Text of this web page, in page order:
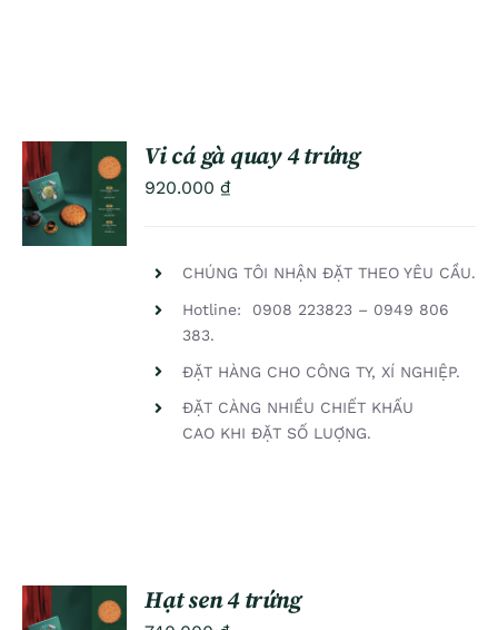
ADD TO
CART
/
DETAILS
Vi cá gà quay 4 trứng
920.000₫
CHÚNG TÔI NHẬN ĐẶT THEO YÊU CẦU.
Hotline: 0908 223823 – 0949 806
383.
ĐẶT HÀNG CHO CÔNG TY, XÍ NGHIỆP.
ĐẶT CÀNG NHIỀU CHIẾT KHẤU
CAO KHI ĐẶT SỐ LUỢNG.
ADD TO
Hạt sen 4 trứng